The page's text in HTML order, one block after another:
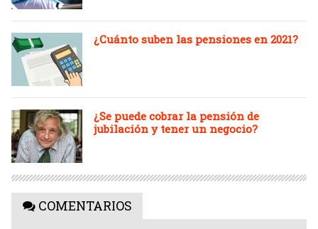
¿Cuánto suben las pensiones en 2021?
¿Se puede cobrar la pensión de
jubilación y tener un negocio?
COMENTARIOS